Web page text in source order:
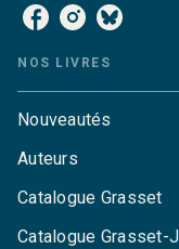
NOS LIVRES
Nouveautés
Auteurs
Catalogue Grasset
Catalogue Grasset-